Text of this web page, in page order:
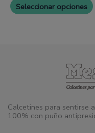
Seleccionar opciones
Calcetines para sentirse
100% con puño